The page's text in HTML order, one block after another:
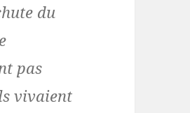
du
pas
vivaient